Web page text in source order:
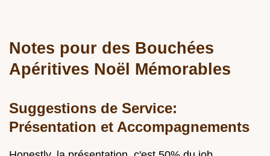
Notes pour des Bouchées
Apéritives Noël Mémorables
Suggestions de Service:
Présentation et Accompagnements